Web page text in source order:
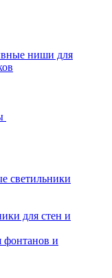
ниши для
светильники
для стен и
фонтанов и